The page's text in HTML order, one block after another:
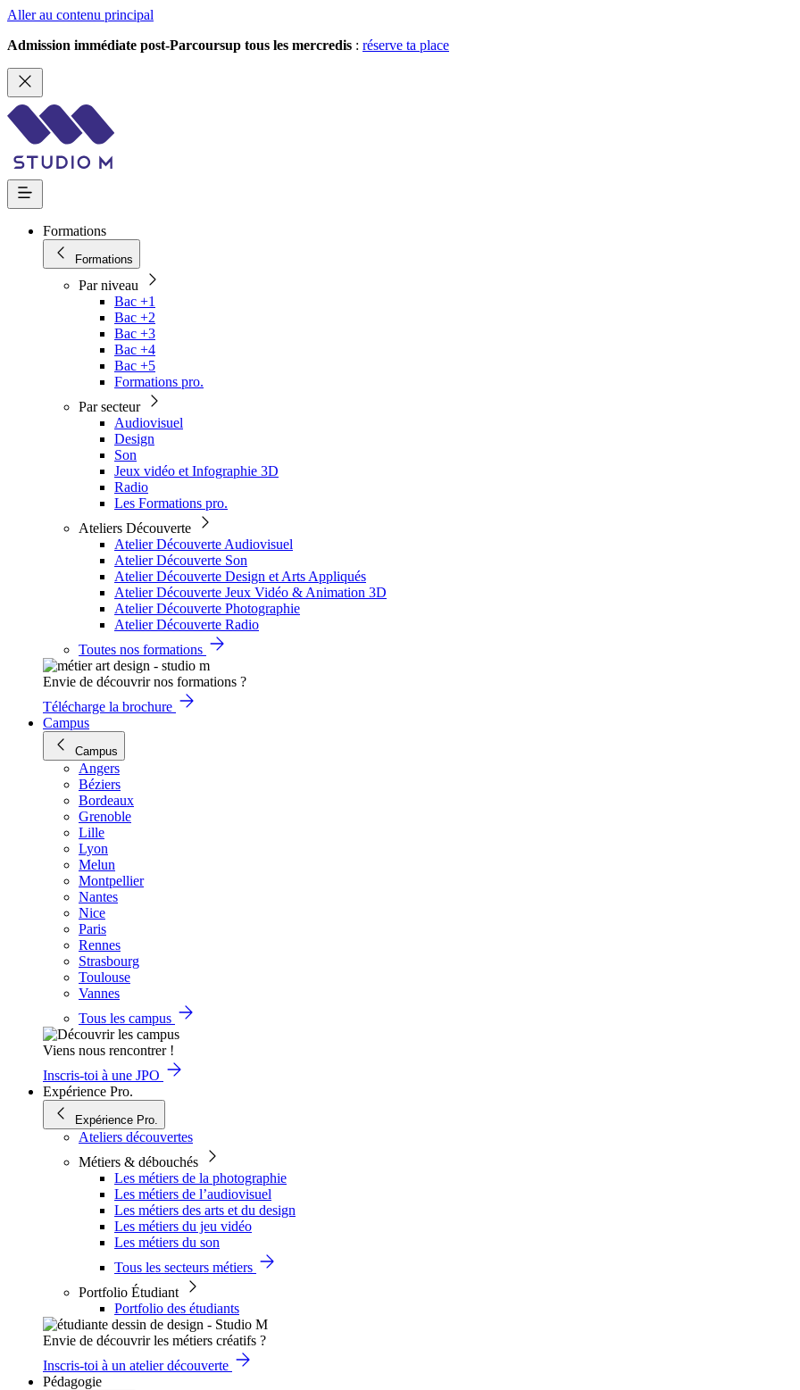
Aller au contenu principal
Admission immédiate post-Parcoursup tous les mercredis : réserve ta place
Formations
Formations
Par niveau
Bac +1
Bac +2
Bac +3
Bac +4
Bac +5
Formations pro.
Par secteur
Audiovisuel
Design
Son
Jeux vidéo et Infographie 3D
Radio
Les Formations pro.
Ateliers Découverte
Atelier Découverte Audiovisuel
Atelier Découverte Son
Atelier Découverte Design et Arts Appliqués
Atelier Découverte Jeux Vidéo & Animation 3D
Atelier Découverte Photographie
Atelier Découverte Radio
Toutes nos formations
Envie de découvrir nos formations ?
Télécharge la brochure
Campus
Campus
Angers
Béziers
Bordeaux
Grenoble
Lille
Lyon
Melun
Montpellier
Nantes
Nice
Paris
Rennes
Strasbourg
Toulouse
Vannes
Tous les campus
Viens nous rencontrer !
Inscris-toi à une JPO
Expérience Pro.
Expérience Pro.
Ateliers découvertes
Métiers & débouchés
Les métiers de la photographie
Les métiers de l’audiovisuel
Les métiers des arts et du design
Les métiers du jeu vidéo
Les métiers du son
Tous les secteurs métiers
Portfolio Étudiant
Portfolio des étudiants
Envie de découvrir les métiers créatifs ?
Inscris-toi à un atelier découverte
Pédagogie